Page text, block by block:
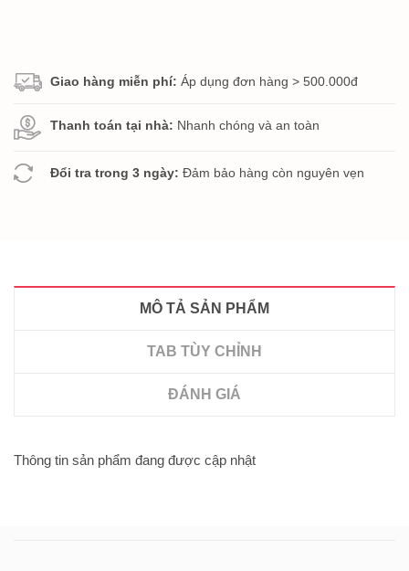
Giao hàng miễn phí: Áp dụng đơn hàng > 500.000đ
Thanh toán tại nhà: Nhanh chóng và an toàn
Đổi tra trong 3 ngày: Đảm bảo hàng còn nguyên vẹn
MÔ TẢ SẢN PHẨM
TAB TÙY CHỈNH
ĐÁNH GIÁ
Thông tin sản phẩm đang được cập nhật